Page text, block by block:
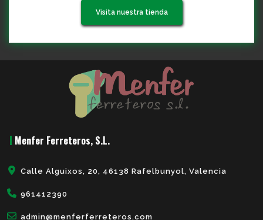
Visita nuestra tienda
Menfer Ferreteros, S.L.
Calle Alguixos, 20, 46138 Rafelbunyol, Valencia
961412390
admin@menferferreteros.com